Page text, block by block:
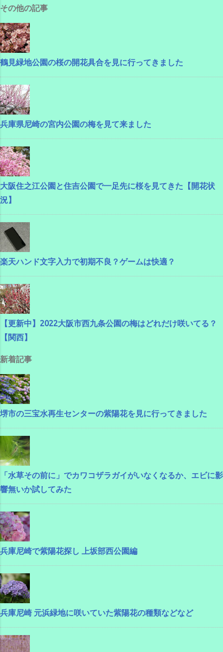
その他の記事
鶴見緑地公園の桜の開花具合を見に行ってきました
兵庫県尼崎の宮内公園の梅を見て来ました
大阪住之江公園と住吉公園で一足先に桜を見てきた【開花状
況】
楽天ハンド文字入力で初期不良？ゲームは快適？
【更新中】2022大阪市西九条公園の梅はどれだけ咲いてる？
【関西】
新着記事
堺市の三宝水再生センターの紫陽花を見に行ってきました
「水草その前に」でカワコザラガイがいなくなるか、エビに影
響無いか試してみた
兵庫尼崎で紫陽花探し 上坂部西公園編
兵庫尼崎 元浜緑地に咲いていた紫陽花の種類などなど